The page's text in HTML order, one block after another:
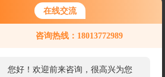
在线交流
咨询热线：18013772989
您好！欢迎前来咨询，很高兴为您